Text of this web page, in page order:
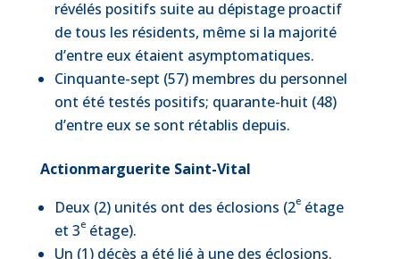
révélés positifs suite au dépistage proactif
de tous les résidents, même si la majorité
d’entre eux étaient asymptomatiques.
Cinquante-sept (57) membres du personnel
ont été testés positifs; quarante-huit (48)
d’entre eux se sont rétablis depuis.
Actionmarguerite Saint-Vital
Deux (2) unités ont des éclosions (2eétage
et 3eétage).
Un (1) décès a été lié à une des éclosions.